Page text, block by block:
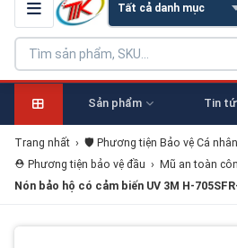
Sản phẩm Tin
Trang nhất › 🛡️ Phương tiện Bảo vệ Cá nhân
⛑️ Phương tiện bảo vệ đầu › Mũ an toàn
Nón bảo hộ có cảm biến UV 3M H-